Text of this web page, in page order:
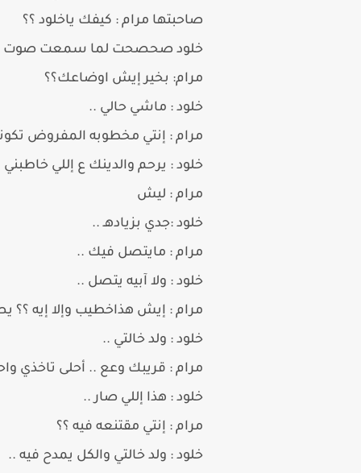
صاحبتها مرام : كيفك ياخلود ؟؟
خلود صحصحت لما سمعت صوت
مرام: بخير إيش اوضاعك؟؟
خلود : ماشي حالي ..
مرام : إنتي مخطوبه المفروض
خلود : يرحم والدينك ع إللي خاطبني
مرام : ليش
خلود :جدي بزيادهـ ..
مرام : مايتصل فيك ..
خلود : ولا آبيه يتصل ..
مرام : إيش هذاخطيب وإلا إيه ؟؟
خلود : ولد خالتي ..
مرام : قريبك وعع .. أحلى تاخذي
خلود : هذا إللي صار ..
مرام : إنتي مقتنعه فيه ؟؟
خلود : ولد خالتي والكل يمدح فيه ..